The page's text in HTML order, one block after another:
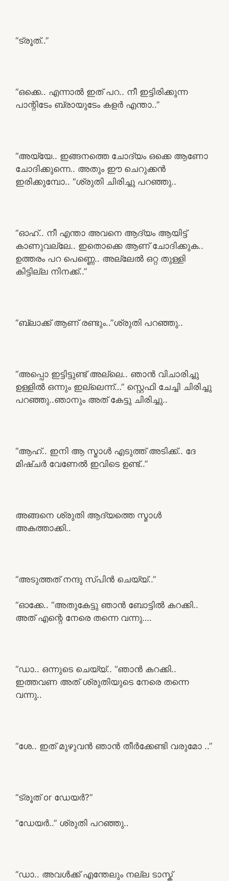
“ട്രൂത്..”
“ഒക്കെ.. എന്നാൽ ഇത് പറ.. നീ ഇട്ടിരിക്കുന്ന
പാന്റിടേം ബ്രായുടേം കളർ എന്താ..”
“അയ്യേ.. ഇങ്ങനത്തെ ചോദ്യം ഒക്കെ ആണോ
ചോദിക്കുന്നെ.. അതും ഈ ചെറുക്കൻ
ഇരിക്കുമ്പോ.. “ശ്രുതി ചിരിച്ചു പറഞ്ഞു..
“ഓഹ്.. നീ എന്താ അവനെ ആദ്യം ആയിട്ട്
കാണുവല്ലേ.. ഇതൊക്കെ ആണ് ചോദിക്കുക..
ഉത്തരം പറ പെണ്ണെ.. അല്ലേൽ ഒറ്റ തുള്ളി
കിട്ടില്ല നിനക്ക്..”
“ബ്ലാക്ക് ആണ് രണ്ടും..”ശ്രുതി പറഞ്ഞു..
“അപ്പൊ ഇട്ടിട്ടുണ്ട് അല്ലെ.. ഞാൻ വിചാരിച്ചു
ഉള്ളിൽ ഒന്നും ഇല്ലെന്ന്…” സ്റ്റെഫി ചേച്ചി ചിരിച്ചു
പറഞ്ഞു..ഞാനും അത് കേട്ടു ചിരിച്ചു..
“ആഹ്.. ഇനി ആ സ്മാൾ എടുത്ത് അടിക്ക്.. ദേ
മിഷ്ചർ വേണേൽ ഇവിടെ ഉണ്ട്..”
അങ്ങനെ ശ്രുതി ആദ്യത്തെ സ്മാൾ
അകത്താക്കി..
“അടുത്തത് നന്ദു സ്പിൻ ചെയ്യ്..”
“ഓക്കേ.. “അതുകേട്ടു ഞാൻ ബോട്ടിൽ കറക്കി..
അത് എന്റെ നേരെ തന്നെ വന്നു….
“ഡാ.. ഒന്നുടെ ചെയ്യ്.. “ഞാൻ കറക്കി..
ഇത്തവണ അത് ശ്രുതിയുടെ നേരെ തന്നെ
വന്നു..
“ശേ.. ഇത് മുഴുവൻ ഞാൻ തീർക്കേണ്ടി വരുമോ ..”
“ട്രൂത് or ഡേയർ?”
“ഡേയർ..” ശ്രുതി പറഞ്ഞു..
“ഡാ.. അവൾക്ക് എന്തേലും നല്ല ടാസ്ക്